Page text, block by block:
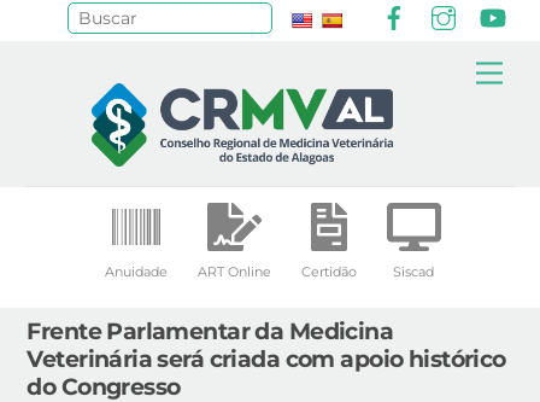
Anuidade ART Online Certidão Siscad
Frente Parlamentar da Medicina
Veterinária será criada com apoio histórico
do Congresso